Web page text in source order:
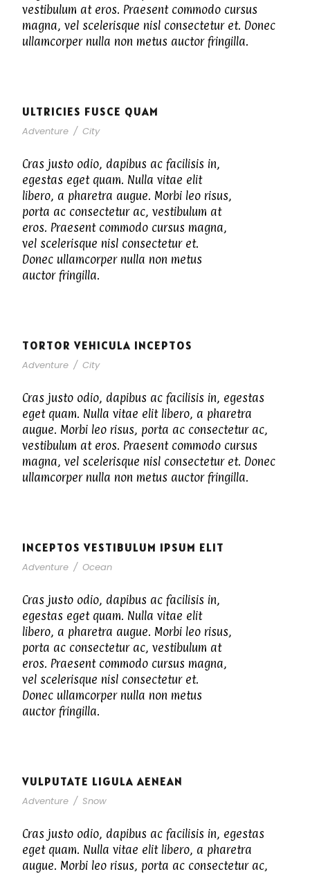
vestibulum at eros. Praesent commodo cursus
magna, vel scelerisque nisl consectetur et. Donec
ullamcorper nulla non metus auctor fringilla.
ULTRICIES FUSCE QUAM
Adventure / City
Cras justo odio, dapibus ac facilisis in,
egestas eget quam. Nulla vitae elit
libero, a pharetra augue. Morbi leo risus,
porta ac consectetur ac, vestibulum at
eros. Praesent commodo cursus magna,
vel scelerisque nisl consectetur et.
Donec ullamcorper nulla non metus
auctor fringilla.
TORTOR VEHICULA INCEPTOS
Adventure / City
Cras justo odio, dapibus ac facilisis in, egestas
eget quam. Nulla vitae elit libero, a pharetra
augue. Morbi leo risus, porta ac consectetur ac,
vestibulum at eros. Praesent commodo cursus
magna, vel scelerisque nisl consectetur et. Donec
ullamcorper nulla non metus auctor fringilla.
INCEPTOS VESTIBULUM IPSUM ELIT
Adventure / Ocean
Cras justo odio, dapibus ac facilisis in,
egestas eget quam. Nulla vitae elit
libero, a pharetra augue. Morbi leo risus,
porta ac consectetur ac, vestibulum at
eros. Praesent commodo cursus magna,
vel scelerisque nisl consectetur et.
Donec ullamcorper nulla non metus
auctor fringilla.
VULPUTATE LIGULA AENEAN
Adventure / Snow
Cras justo odio, dapibus ac facilisis in, egestas
eget quam. Nulla vitae elit libero, a pharetra
augue. Morbi leo risus, porta ac consectetur ac,